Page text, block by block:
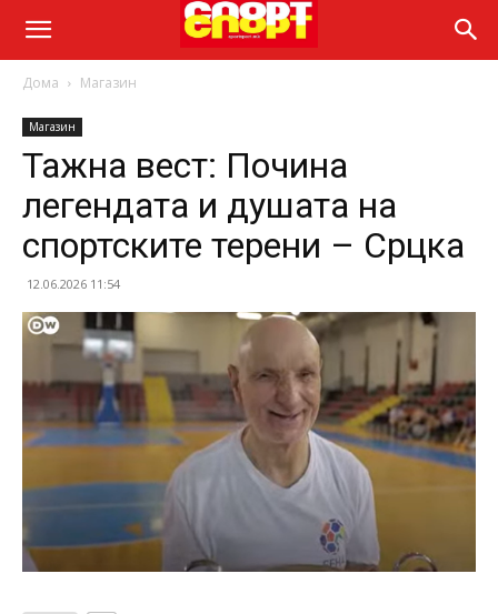
Дома Магазин
Магазин
Тажна вест: Почина
легендата и душата на
спортските терени – Срцка
12.06.2026 11:54